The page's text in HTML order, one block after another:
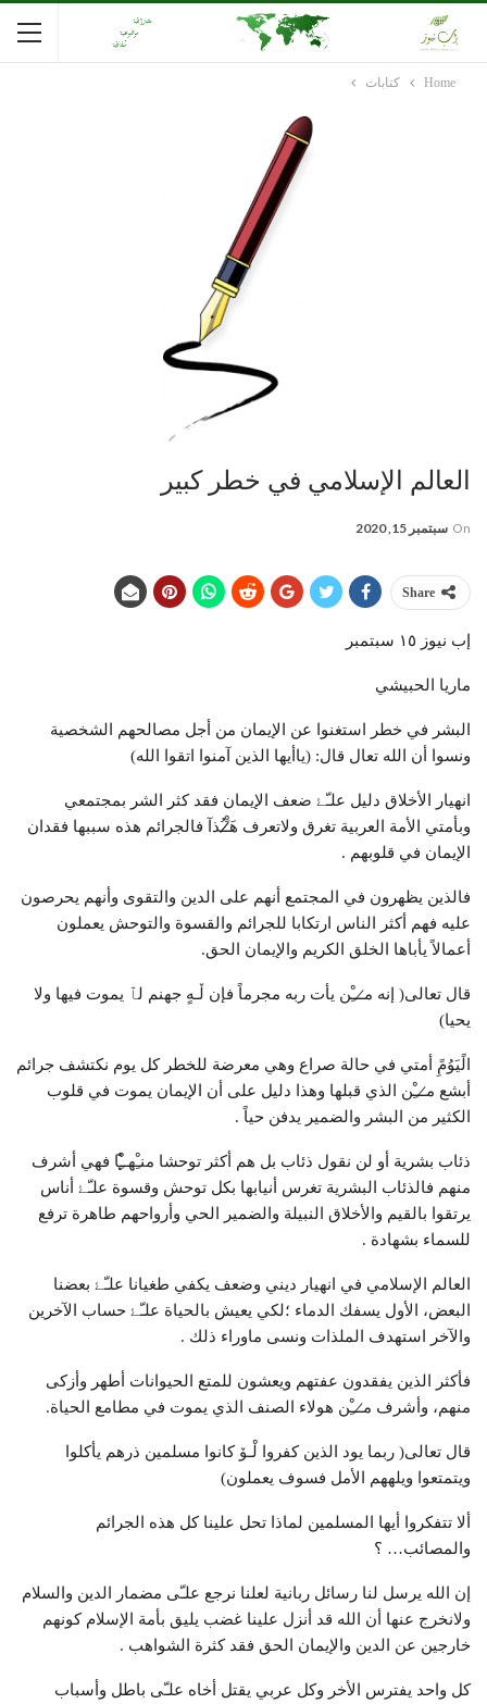
Home كتابات
العالم الإسلامي في خطر كبير
On سبتمبر 15, 2020
Share
إب نيوز ١٥ سبتمبر
ماريا الحبيشي
البشر في خطر استغنوا عن الإيمان من أجل مصالحهم الشخصية
ونسوا أن الله تعال قال: (ياأيها الذين آمنوا اتقوا الله)
انهيار الأخلاق دليل علـّۓ ضعف الإيمان فقد كثر الشر بمجتمعي
وبأمتي الأمة العربية تغرق ولاتعرف ه̷̷َـَْـُذآ فالجرائم هذه سببها فقدان
الإيمان في قلوبهم .
فالذين يظهرون في المجتمع أنهم على الدين والتقوى وأنهم يحرصون
عليه فهم أكثر الناس ارتكابا للجرائم والقسوة والتوحش يعملون
أعمالاً يأباها الخلق الكريم والإيمان الحق.
قال تعالى( إنه م̷ـــِْن يأت ربه مجرماً فإن ڵـهٍ جهنم لٱ يموت فيها ولا
يحيا)
الًيَوُمًِ أمتي في حالة صراع وهي معرضة للخطر كل يوم نكتشف جرائم
أبشع م̷ـــِْن الذي قبلها وهذا دليل على أن الإيمان يموت في قلوب
الكثير من البشر والضمير يدفن حياً .
ذئاب بشرية أو لن نقول ذئاب بل هم أكثر توحشا ‏​‏​منـِْهـ̨̐ـِْا فهي أشرف
منهم فالذئاب البشرية تغرس أنيابها بكل توحش وقسوة علـّۓ أناس
يرتقوا بالقيم والأخلاق النبيلة والضمير الحي وأرواحهم طاهرة ترفع
للسماء بشهادة .
العالم الإسلامي في انهيار ديني وضعف يكفي طغيانا علـّۓ بعضنا
البعض، الأول يسفك الدماء ؛لكي يعيش بالحياة علـّۓ حساب الآخرين
والآخر استهدف الملذات ونسى ماوراء ذلك .
فأكثر الذين يفقدون عفتهم ويعشون للمتع الحيوانات أطهر وأزكى
منهم، وأشرف م̷ـــِْن هولاء الصنف الذي يموت في مطامع الحياة.
قال تعالى( ربما يود الذين كفروا لْـۆ كانوا مسلمين ذرهم يأكلوا
ويتمتعوا ويلههم الأمل فسوف يعملون)
ألا تتفكروا أيها المسلمين لماذا تحل علينا كل هذه الجرائم
والمصائب… ؟
إن الله يرسل لنا رسائل ربانية لعلنا نرجع علـّى مضمار الدين والسلام
ولانخرج عنها أن الله قد أنزل علينا غضب يليق بأمة الإسلام كونهم
خارجين عن الدين والإيمان الحق فقد كثرة الشواهب .
كل واحد يفترس الأخر وكل عربي يقتل أخاه علـّى باطل وأسباب